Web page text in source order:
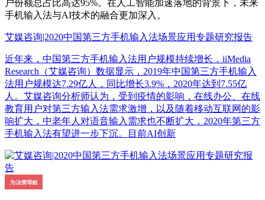
户份额总占比高达95%。在人工智能加速落地的背景下，未来
手机输入法与AI技术的融合更加深入。
艾媒咨询|2020中国第三方手机输入法场景应用专题研究报告
近年来，中国第三方手机输入法用户规模持续增长，iiMedia
Research（艾媒咨询）数据显示，2019年中国第三方手机输入
法用户规模达7.29亿人，同比增长3.9%，2020年达到7.55亿
人。艾媒咨询分析师认为，受到疫情的影响，在线办公、在线
教育用户对第三方输入法需求激增，以及随着移动互联网的影
响扩大，中老年人对语音输入需求也不断扩大，2020年第三方
手机输入法有望进一步下沉。目前AI创新